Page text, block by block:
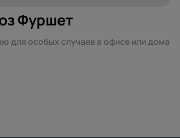
Фуршет
для особых случаев в офисе или дома